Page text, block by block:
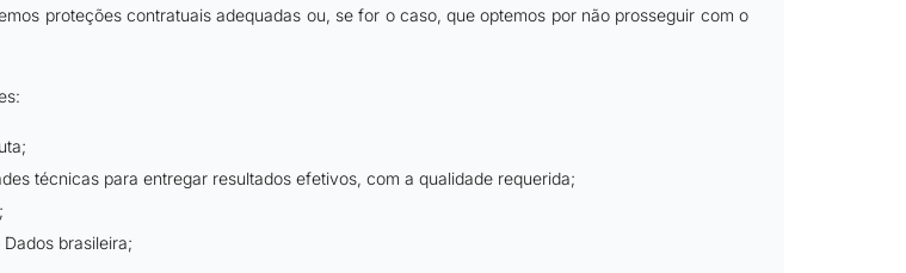
proteções contratuais adequadas ou, se for o caso, que optemos por não prosseguir com o
técnicas para entregar resultados efetivos, com a qualidade requerida;
brasileira;